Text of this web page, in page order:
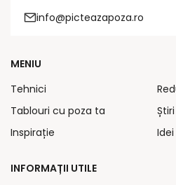
info@picteazapoza.ro
MENIU
Tehnici
Tablouri cu poza ta
Inspirație
Știri
INFORMAȚII UTILE